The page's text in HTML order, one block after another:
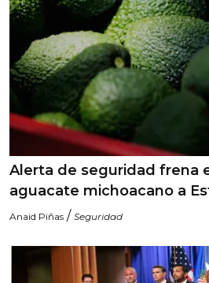
Alerta de seguridad frena
aguacate michoacano a
Anaid Piñas / Seguridad